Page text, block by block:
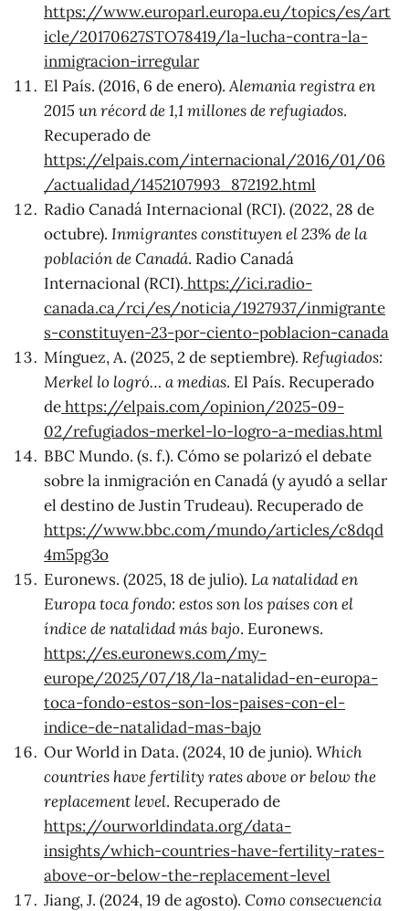
https://www.europarl.europa.eu/topics/es/art
icle/20170627STO78419/la-lucha-contra-la-
inmigracion-irregular
El País. (2016, 6 de enero).Alemania registra en
2015 un récord de 1,1 millones de refugiados.
Recuperado de
https://elpais.com/internacional/2016/01/06
/actualidad/1452107993_872192.html
Radio Canadá Internacional (RCI). (2022, 28 de
octubre). Inmigrantes constituyen el 23% de la
población de Canadá. Radio Canadá
Internacional (RCI). https://ici.radio-
canada.ca/rci/es/noticia/1927937/inmigrante
s-constituyen-23-por-ciento-poblacion-canada
Mínguez, A. (2025, 2 de septiembre). Refugiados:
Merkel lo logró… a medias. El País. Recuperado
dehttps://elpais.com/opinion/2025-09-
02/refugiados-merkel-lo-logro-a-medias.html
BBC Mundo. (s. f.). Cómo se polarizó el debate
sobre la inmigración en Canadá (y ayudó a sellar
el destino de Justin Trudeau). Recuperado de
https://www.bbc.com/mundo/articles/c8dqd
4m5pg3o
Euronews. (2025, 18 de julio). La natalidad en
Europa toca fondo: estos son los países con el
índice de natalidad más bajo. Euronews.
https://es.euronews.com/my-
europe/2025/07/18/la-natalidad-en-europa-
toca-fondo-estos-son-los-paises-con-el-
indice-de-natalidad-mas-bajo
Our World in Data. (2024, 10 de junio). Which
countries have fertility rates above or below the
replacement level. Recuperado de
https://ourworldindata.org/data-
insights/which-countries-have-fertility-rates-
above-or-below-the-replacement-level
Jiang, J. (2024, 19 de agosto). Como consecuencia